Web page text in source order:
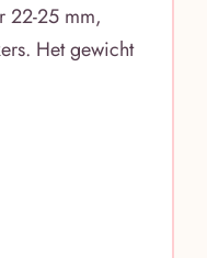
22-25 mm,
Het gewicht